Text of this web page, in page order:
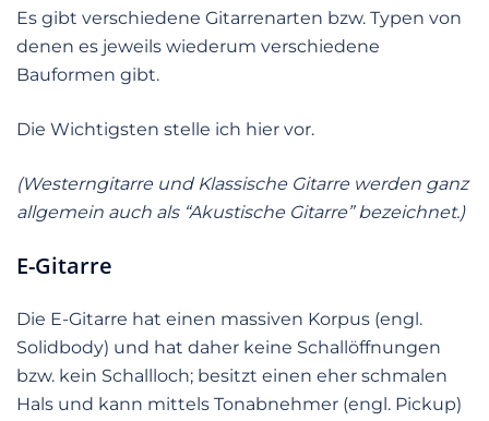
Es gibt verschiedene Gitarrenarten bzw. Typen von
denen es jeweils wiederum verschiedene
Bauformen gibt.
Die Wichtigsten stelle ich hier vor.
(Westerngitarre und Klassische Gitarre werden ganz
allgemein auch als “Akustische Gitarre” bezeichnet.)
E-Gitarre
Die E-Gitarre hat einen massiven Korpus (engl.
Solidbody) und hat daher keine Schallöffnungen
bzw. kein Schallloch; besitzt einen eher schmalen
Hals und kann mittels Tonabnehmer (engl. Pickup)